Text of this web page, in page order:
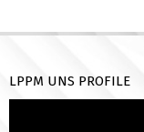
LPPM UNS PROFILE